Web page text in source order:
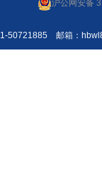
沪公网安备
邮箱：